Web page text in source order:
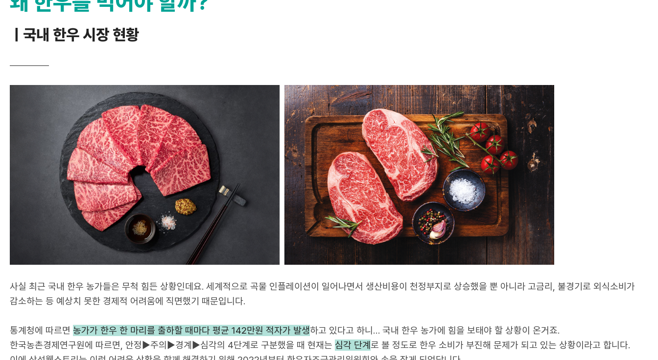
소고기 하면 가장 먼저 생각날 정도로 우리나라 사람들에게 폭발적인 인기를 끌고 있는 ‘한우’! 그렇다면 과연 우리나라 사람들은 어떤 소고
2023년 한우자조금관리위원회가 발표한 한우고기 소비동향 모니터링에 따르면 우리나라의 소고기 선호국은 다른 나라를 제치고 74.5%
차지했습니다.
그 이유 중 가장 큰 비율을 차지한 것이 바로 ‘맛’
이었죠. 이렇게 맛있는 한우를, 더 많은 사람들이 먹어볼 순 없을까? 하는 생각에 삼성웰스
한우자조금관리위원회와 손잡고 단체급식 고객사와 외식 고객사에 합리적인 가격의 한우를 제공하고 있습니다.
왜 한우를 먹어야 할까?
ㅣ국내 한우 시장 현황